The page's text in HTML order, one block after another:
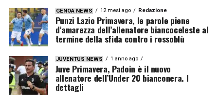
GENOA NEWS 12 mesi ago Redazione
Punzi Lazio Primavera, le parole piene
d’amarezza dell’allenatore biancoceleste al
termine della sfida contro i rossoblù
JUVENTUS NEWS 1 anno ago
Juve Primavera, Padoin è il nuovo
allenatore dell’Under 20 bianconera. I
dettagli